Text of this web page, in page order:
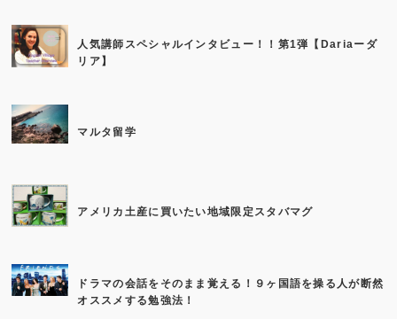
人気講師スペシャルインタビュー！！第1弾【Dariaーダ
リア】
マルタ留学
アメリカ土産に買いたい地域限定スタバマグ
ドラマの会話をそのまま覚える！９ヶ国語を操る人が断然
オススメする勉強法！